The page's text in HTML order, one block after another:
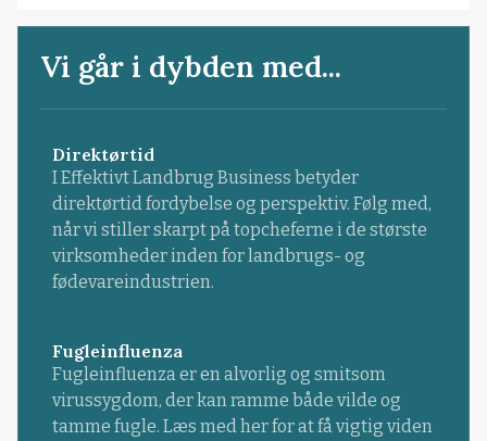
Vi går i dybden med...
Direktørtid
I Effektivt Landbrug Business betyder
direktørtid fordybelse og perspektiv. Følg med,
når vi stiller skarpt på topcheferne i de største
virksomheder inden for landbrugs- og
fødevareindustrien.
Fugleinfluenza
Fugleinfluenza er en alvorlig og smitsom
virussygdom, der kan ramme både vilde og
tamme fugle. Læs med her for at få vigtig viden